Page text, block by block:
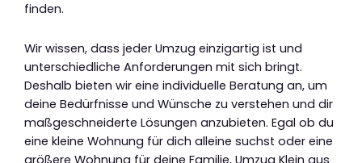
finden.
Wir wissen, dass jeder Umzug einzigartig ist und
unterschiedliche Anforderungen mit sich bringt.
Deshalb bieten wir eine individuelle Beratung an, um
deine Bedürfnisse und Wünsche zu verstehen und dir
maßgeschneiderte Lösungen anzubieten. Egal ob du
eine kleine Wohnung für dich alleine suchst oder eine
größere Wohnung für deine Familie, Umzug Klein aus